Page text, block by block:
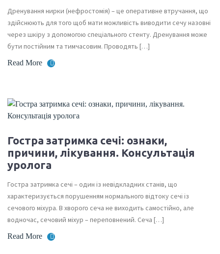
Дренування нирки (нефростомія) – це оперативне втручання, що
здійснюють для того щоб мати можливість виводити сечу назовні
через шкіру з допомогою спеціального стенту. Дренування може
бути постійним та тимчасовим. Проводять […]
Read More
Гостра затримка сечі: ознаки,
причини, лікування. Консультація
уролога
Гостра затримка сечі – один із невідкладних станів, що
характеризується порушенням нормального відтоку сечі із
сечового міхура. В хворого сеча не виходить самостійно, але
водночас, сечовий міхур – переповнений. Сеча […]
Read More